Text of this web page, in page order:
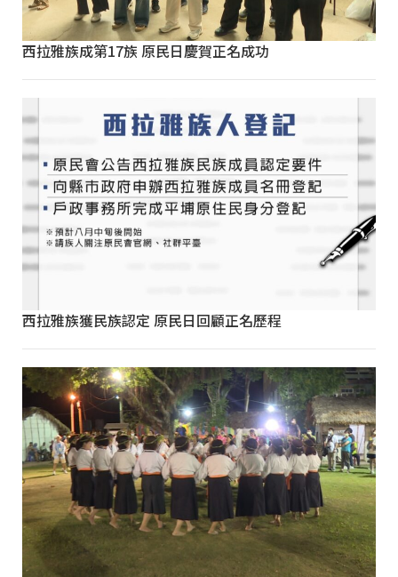
西拉雅族成第17族 原民日慶賀正名成功
西拉雅族獲民族認定 原民日回顧正名歷程